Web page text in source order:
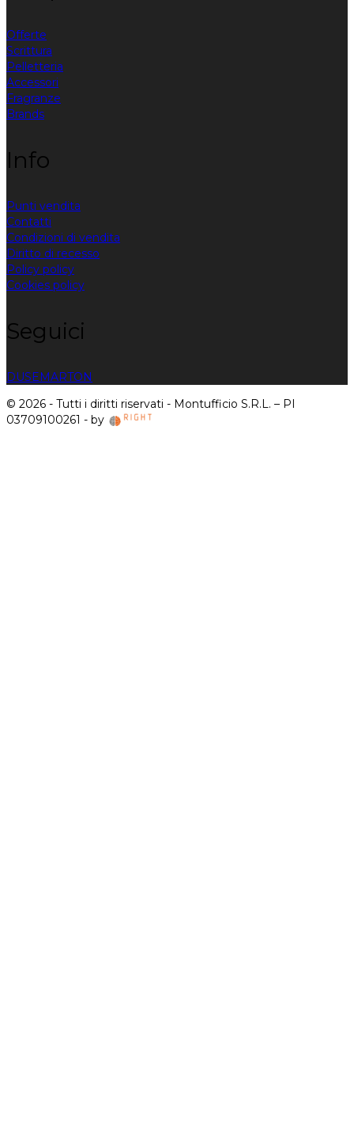
Offerte
Scrittura
Pelletteria
Accessori
Fragranze
Brands
Info
Punti vendita
Contatti
Condizioni di vendita
Diritto di recesso
Policy policy
Cookies policy
Seguici
DUSEMARTON
© 2026 - Tutti i diritti riservati - Montufficio S.R.L. – PI
03709100261 - by